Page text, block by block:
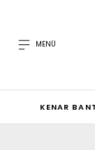
MENÜ
KENAR